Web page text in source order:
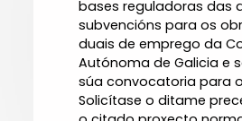
bases reguladoras das
subvencións para os
duais de emprego da
Autónoma de Galicia e
súa convocatoria para
Solicítase o ditame